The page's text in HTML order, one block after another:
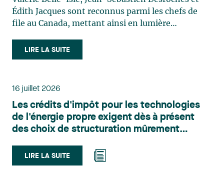
Édith Jacques sont reconnus parmi les chefs de
file au Canada, mettant ainsi en lumière
le domaine du droit des technologies. Valérie
Belle-Isle est associée au sein du groupe de droit
principalement sur le droit de l’environnement,
du territoire. Elle conseille et représente une
clientèle publique et privée dans le cadre d’enjeux
touchant notamment les obligations
et de permis, l’application et la contestation de
règlements d’urbanisme, ainsi que les dossiers
LIRE LA SUITE
16 juillet 2026
Les crédits d'impôt pour les technologies
de l'énergie propre exigent dès à présent
des choix de structuration mûrement
LIRE LA SUITE